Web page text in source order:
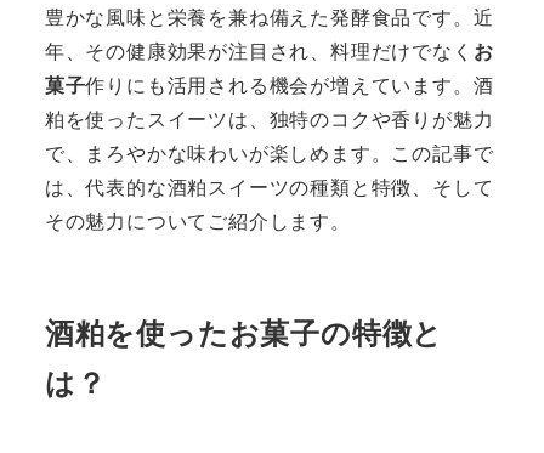
豊かな風味と栄養を兼ね備えた発酵食品です。近
年、その健康効果が注目され、料理だけでなく お
菓子作りにも活用される機会が増えています。酒
粕を使ったスイーツは、独特のコクや香りが魅力
で、まろやかな味わいが楽しめます。この記事で
は、代表的な酒粕スイーツの種類と特徴、そして
その魅力についてご紹介します。
酒粕を使ったお菓子の特徴と
は？